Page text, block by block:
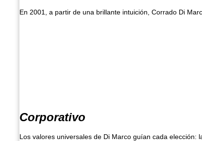
En 2001, a partir de una brillante intuición, Corrado Di
Corporativo
Los valores universales de Di Marco guían cada elección: